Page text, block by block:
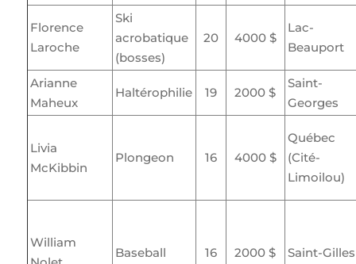
Florence
Laroche
Ski
acrobatique
(bosses)
20 4000 $
Lac-
Beauport
Arianne
Maheux
Haltérophilie 19 2000 $
Saint-
Georges
Livia
McKibbin
Plongeon 16 4000 $
Québec
(Cité-
Limoilou)
William
Baseball 16 2000 $ Saint-Gilles